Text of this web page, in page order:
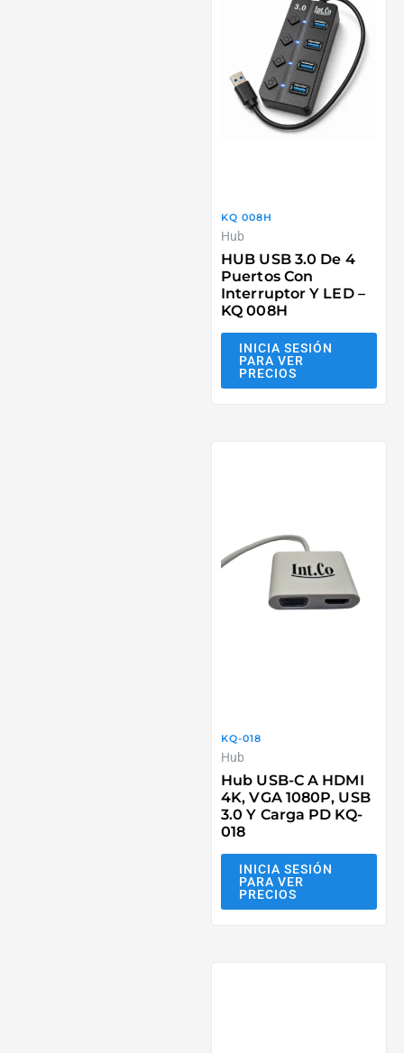
KQ 008H
Hub
HUB USB 3.0 De 4
Puertos Con
Interruptor Y LED –
KQ 008H
INICIA SESIÓN
PARA VER
PRECIOS
KQ-018
Hub
Hub USB-C A HDMI
4K, VGA 1080P, USB
3.0 Y Carga PD KQ-
018
INICIA SESIÓN
PARA VER
PRECIOS